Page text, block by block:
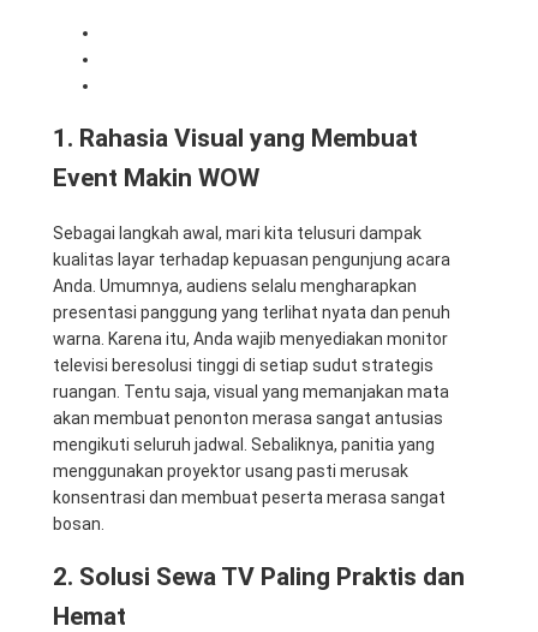
1. Rahasia Visual yang Membuat
Event Makin WOW
Sebagai langkah awal, mari kita telusuri dampak
kualitas layar terhadap kepuasan pengunjung acara
Anda. Umumnya, audiens selalu mengharapkan
presentasi panggung yang terlihat nyata dan penuh
warna. Karena itu, Anda wajib menyediakan monitor
televisi beresolusi tinggi di setiap sudut strategis
ruangan. Tentu saja, visual yang memanjakan mata
akan membuat penonton merasa sangat antusias
mengikuti seluruh jadwal. Sebaliknya, panitia yang
menggunakan proyektor usang pasti merusak
konsentrasi dan membuat peserta merasa sangat
bosan.
2. Solusi Sewa TV Paling Praktis dan
Hemat